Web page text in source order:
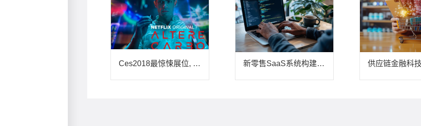
Ces2018最惊悚展位, 人造身体、记忆移植已经实现了？ 新零售SaaS系统构建私域内循环体系